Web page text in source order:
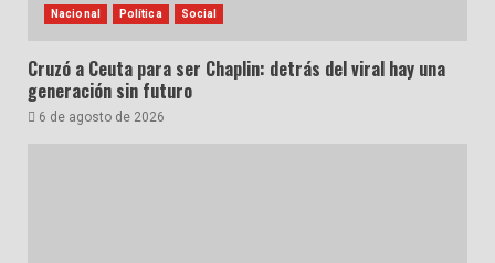
Nacional Política Social
Cruzó a Ceuta para ser Chaplin: detrás del viral hay una
generación sin futuro
6 de agosto de 2026